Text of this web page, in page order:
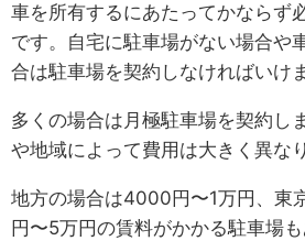
車を所有するにあたってかならず
です。自宅に駐車場がない場合や
合は駐車場を契約しなければいけ
多くの場合は月極駐車場を契約し
や地域によって費用は大きく異な
地方の場合は4000円〜1万円、東
円〜5万円の賃料がかかる駐車場